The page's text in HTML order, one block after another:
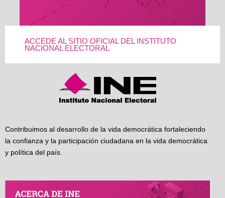
ACCEDE AL SITIO OFICIAL DEL INSTITUTO
NACIONAL ELECTORAL
Contribuimos al desarrollo de la vida democrática fortaleciendo
la confianza y la participación ciudadana en la vida democrática
y política del país.